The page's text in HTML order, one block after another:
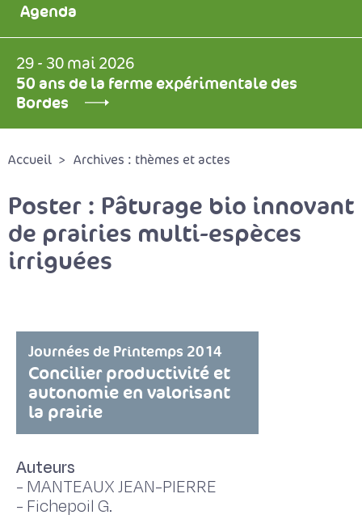
Agenda
29 - 30 mai 2026
50 ans de la ferme expérimentale des
Bordes
Accueil Archives : thèmes et actes
Poster : Pâturage bio innovant
de prairies multi-espèces
irriguées
Journées de Printemps 2014
Concilier productivité et
autonomie en valorisant
la prairie
Auteurs
- MANTEAUX JEAN-PIERRE
- Fichepoil G.